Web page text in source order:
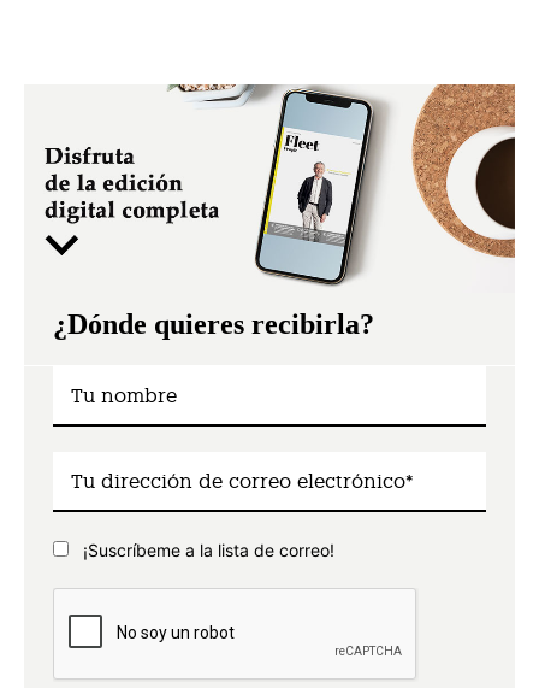
¿Dónde quieres recibirla?
¡Suscríbeme a la lista de correo!